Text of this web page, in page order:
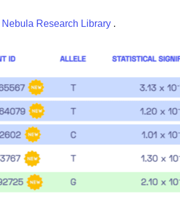
Nebula Research Library .